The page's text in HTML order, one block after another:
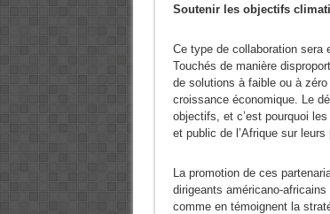
Soutenir les objectifs
Ce type de collaboration sera
Touchés de manière
de solutions à faible ou à
croissance économique. Le
objectifs, et c’est pourquoi
et public de l’Afrique sur
La promotion de ces
dirigeants américano-
comme en témoignent la